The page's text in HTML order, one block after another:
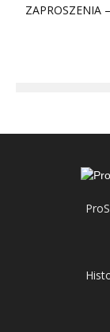
ZAPROSZENIA